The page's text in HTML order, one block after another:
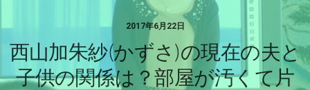
2017年6月22日
西山加朱紗(かずさ)の現在の夫と
子供の関係は？部屋が汚くて片